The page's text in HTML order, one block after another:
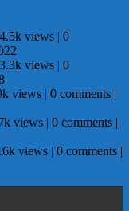
views | 0
3.3k views | 0
views | 0 comments |
views | 0 comments |
views | 0 comments |